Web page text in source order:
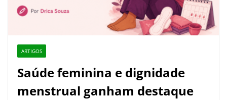
ARTIGOS
Saúde feminina e dignidade
menstrual ganham destaque